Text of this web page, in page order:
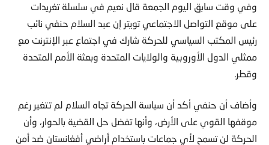
وفي وقت سابق اليوم الجمعة قال نعيم في سلسلة تغريدات
على موقع التواصل الاجتماعي تويتر إن عبد السلام حنفي نائب
رئيس المكتب السياسي للحركة شارك في اجتماع عبر الإنترنت مع
ممثلي الدول الأوروبية والولايات المتحدة وبعثة الأمم المتحدة
وقطر.
وأضاف أن حنفي أكد أن سياسة الحركة تجاه السلام لم تتغير رغم
موقفها القوي على الأرض، وأنها تفضل حل القضية بالحوار، وأن
الحركة لن تسمح لأي جماعات باستخدام أراضي أفغانستان ضد أمن